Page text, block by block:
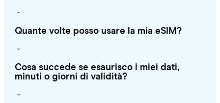
Quante volte posso usare la mia eSIM?
Cosa succede se esaurisco i miei dati,
minuti o giorni di validità?